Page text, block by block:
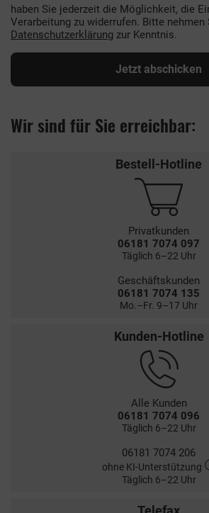
haben Sie jederzeit die Möglichkeit, die
Verarbeitung zu widerrufen. Bitte nehmen
Datenschutzerklärung zur Kenntnis.
Jetzt abschicken
Wir sind für Sie erreichbar:
Bestell-Hotline
Privatkunden
06181 7074 097
Täglich 6–22 Uhr
Geschäftskunden
06181 7074 135
Mo.–Fr. 9–17 Uhr
Kunden-Hotline
Alle Kunden
06181 7074 096
Täglich 6–22 Uhr
06181 7074 206
ohne KI-Unterstützung
Täglich 6–22 Uhr